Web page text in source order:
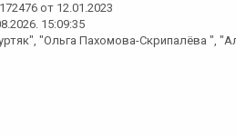
от 12.01.2023
15:09:35
"Ольга Пахомова-Скрипалёва ",